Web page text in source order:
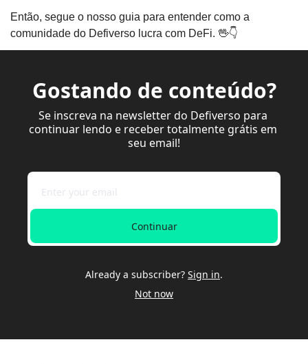
Então, segue o nosso guia para entender como a
comunidade do Defiverso lucra com DeFi. 🖖👇
Gostando de conteúdo?
Se inscreva na newsletter do Defiverso para
continuar lendo e receber totalmente grátis em
seu email!
Continuar
Already a subscriber? Sign in.
Not now